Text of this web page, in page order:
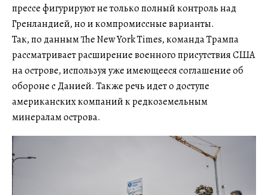
прессе фигурируют не только полный контроль над
Гренландией, но и компромиссные варианты.
Так, по данным The New York Times, команда Трампа
рассматривает расширение военного присутствия США
на острове, используя уже имеющееся соглашение об
обороне с Данией. Также речь идет о доступе
американских компаний к редкоземельным
минералам острова.